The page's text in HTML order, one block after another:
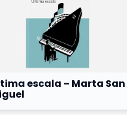
escala – Marta San